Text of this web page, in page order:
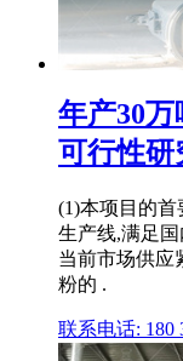
年产30
可行性研
(1)本项目的
生产线,满足
当前市场供应
粉的 .
联系电话: 180